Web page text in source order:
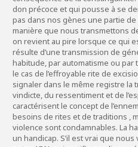
don précoce et qui pousse à se
pas dans nos gènes une partie
manière que nous transmettons
on revient au pire lorsque ce qui
résulte d’une transmission de
habitude, par automatisme ou par
le cas de l’effroyable rite de
signaler dans le même registre la
vindicte, du ressentiment et de
caractérisent le concept de
besoins de rites et de traditions ,
violence sont condamnables. La
un handicap. S’il est vrai que